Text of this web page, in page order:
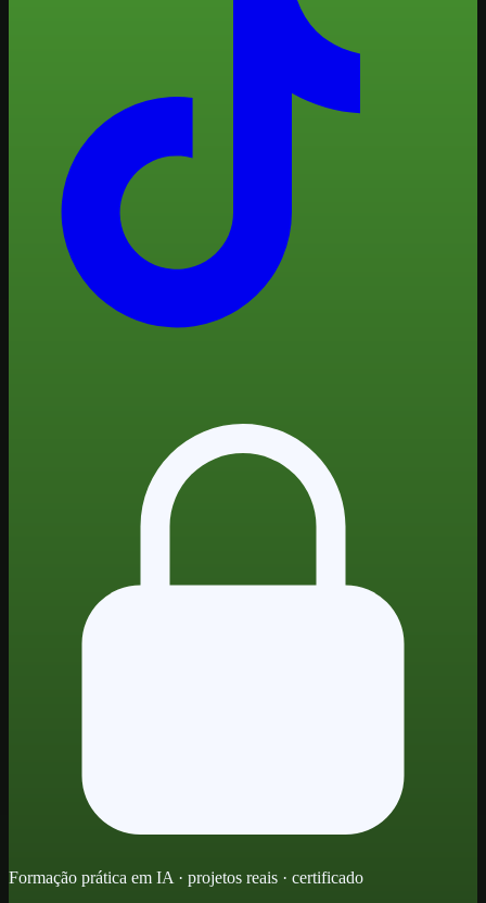
Formação prática em IA · projetos reais · certificado